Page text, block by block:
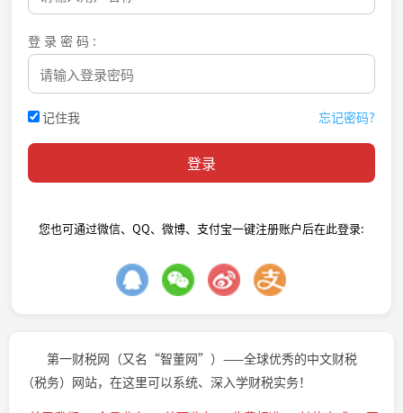
登录密码:
记住我 忘记密码?
您也可通过微信、QQ、微博、支付宝一键注册账户后在此登录:
第一财税网（又名“智董网”）——全球优秀的中文财税
（税务）网站，在这里可以系统、深入学财税实务！